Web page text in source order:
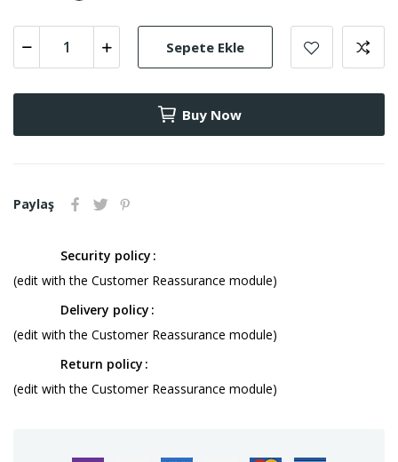
Sepete Ekle
Buy Now
Paylaş
Security policy
(edit with the Customer Reassurance module)
Delivery policy
(edit with the Customer Reassurance module)
Return policy
(edit with the Customer Reassurance module)